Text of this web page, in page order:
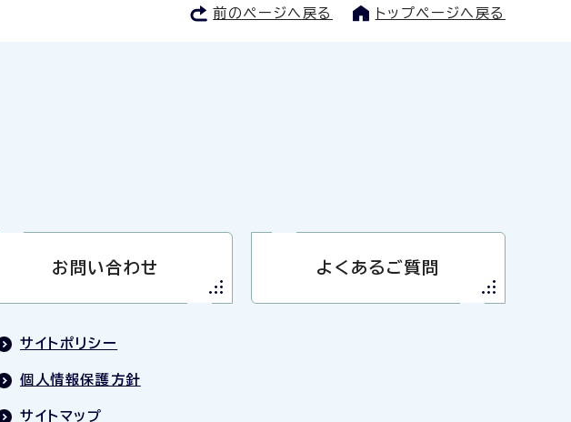
前のページへ戻る トップページへ戻る
お問い合わせ よくあるご質問
サイトポリシー
個人情報保護方針
サイトマップ